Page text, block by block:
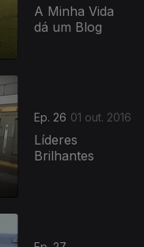
A Minha Vida
dá um Blog
Ep. 26 01 out. 2016
Líderes
Brilhantes